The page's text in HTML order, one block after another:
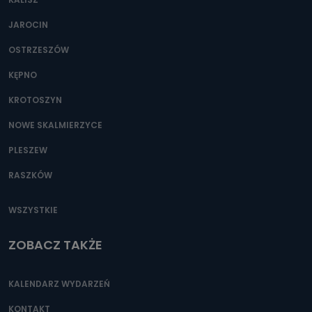
JAROCIN
OSTRZESZÓW
KĘPNO
KROTOSZYN
NOWE SKALMIERZYCE
PLESZEW
RASZKÓW
WSZYSTKIE
ZOBACZ TAKŻE
KALENDARZ WYDARZEŃ
KONTAKT